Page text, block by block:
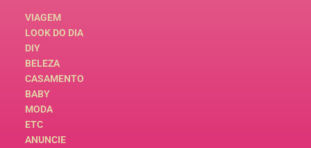
VIAGEM
LOOK DO DIA
DIY
BELEZA
CASAMENTO
BABY
MODA
ETC
ANUNCIE